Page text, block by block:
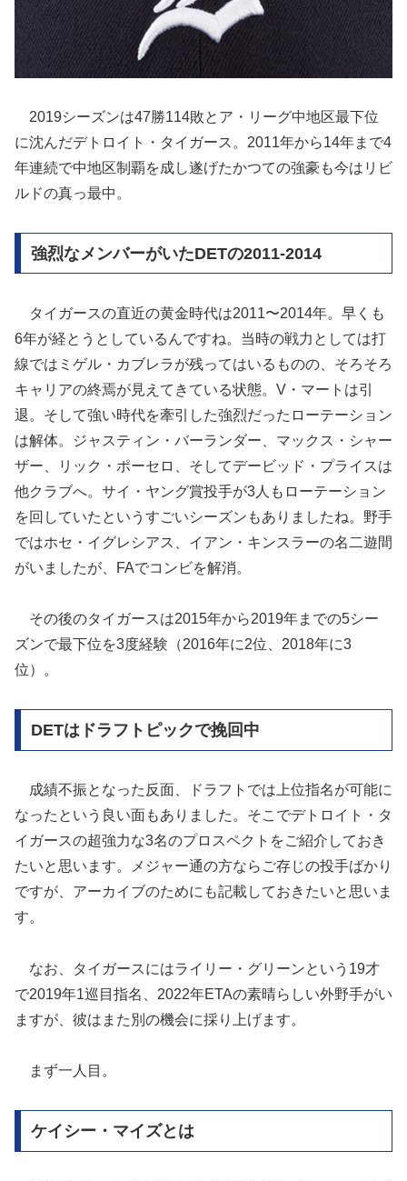
2019シーズンは47勝114敗とア・リーグ中地区最下位
に沈んだデトロイト・タイガース。2011年から14年まで4
年連続で中地区制覇を成し遂げたかつての強豪も今はリビ
ルドの真っ最中。
強烈なメンバーがいたDETの2011-2014
タイガースの直近の黄金時代は2011〜2014年。早くも
6年が経とうとしているんですね。当時の戦力としては打
線ではミゲル・カブレラが残ってはいるものの、そろそろ
キャリアの終焉が見えてきている状態。V・マートは引
退。そして強い時代を牽引した強烈だったローテーション
は解体。ジャスティン・バーランダー、マックス・シャー
ザー、リック・ポーセロ、そしてデービッド・プライスは
他クラブへ。サイ・ヤング賞投手が3人もローテーション
を回していたというすごいシーズンもありましたね。野手
ではホセ・イグレシアス、イアン・キンスラーの名二遊間
がいましたが、FAでコンビを解消。
その後のタイガースは2015年から2019年までの5シー
ズンで最下位を3度経験（2016年に2位、2018年に3
位）。
DETはドラフトピックで挽回中
成績不振となった反面、ドラフトでは上位指名が可能に
なったという良い面もありました。そこでデトロイト・タ
イガースの超強力な3名のプロスペクトをご紹介しておき
たいと思います。メジャー通の方ならご存じの投手ばかり
ですが、アーカイブのためにも記載しておきたいと思いま
す。
なお、タイガースにはライリー・グリーンという19才
で2019年1巡目指名、2022年ETAの素晴らしい外野手がい
ますが、彼はまた別の機会に採り上げます。
まず一人目。
ケイシー・マイズとは